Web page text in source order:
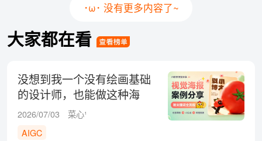
･ω･ 没有更多内容了~
大家都在看
没想到我一个没有绘画基础
的设计师，也能做这种海
报！
2026/07/03
菜心¹
AIGC